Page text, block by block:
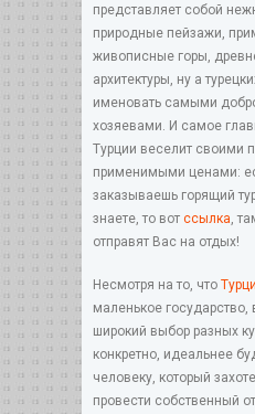
представляет собой
природные пейзажи,
живописные горы,
архитектуры, ну а
именовать самыми
хозяевами. И самое
Турции веселит своими
применимыми ценами:
заказываешь горящий
знаете, то вот ссылка ,
отправят Вас на отдых!
Несмотря на то, что
маленькое государство,
широкий выбор разных
конкретно, идеальнее
человеку, который
провести собственный